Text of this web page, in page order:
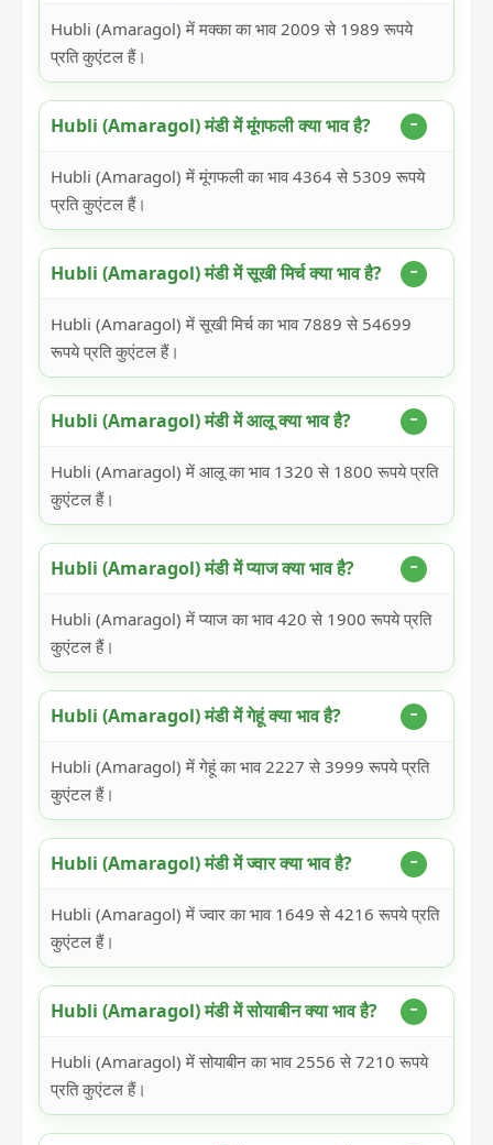
Hubli (Amaragol) में मक्का का भाव 2009 से 1989 रूपये
प्रति कुएंटल हैं।
Hubli (Amaragol) मंडी में मूंगफली क्या भाव है?
Hubli (Amaragol) में मूंगफली का भाव 4364 से 5309 रूपये
प्रति कुएंटल हैं।
Hubli (Amaragol) मंडी में सूखी मिर्च क्या भाव है?
Hubli (Amaragol) में सूखी मिर्च का भाव 7889 से 54699
रूपये प्रति कुएंटल हैं।
Hubli (Amaragol) मंडी में आलू क्या भाव है?
Hubli (Amaragol) में आलू का भाव 1320 से 1800 रूपये प्रति
कुएंटल हैं।
Hubli (Amaragol) मंडी में प्याज क्या भाव है?
Hubli (Amaragol) में प्याज का भाव 420 से 1900 रूपये प्रति
कुएंटल हैं।
Hubli (Amaragol) मंडी में गेहूं क्या भाव है?
Hubli (Amaragol) में गेहूं का भाव 2227 से 3999 रूपये प्रति
कुएंटल हैं।
Hubli (Amaragol) मंडी में ज्वार क्या भाव है?
Hubli (Amaragol) में ज्वार का भाव 1649 से 4216 रूपये प्रति
कुएंटल हैं।
Hubli (Amaragol) मंडी में सोयाबीन क्या भाव है?
Hubli (Amaragol) में सोयाबीन का भाव 2556 से 7210 रूपये
प्रति कुएंटल हैं।